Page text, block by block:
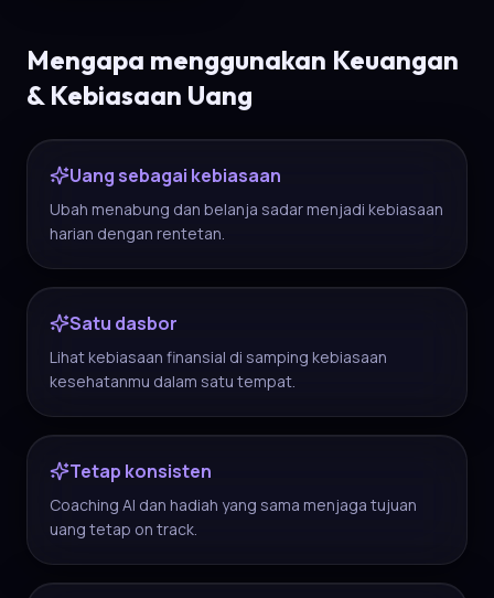
Mengapa menggunakan Keuangan
& Kebiasaan Uang
Uang sebagai kebiasaan
Ubah menabung dan belanja sadar menjadi kebiasaan
harian dengan rentetan.
Satu dasbor
Lihat kebiasaan finansial di samping kebiasaan
kesehatanmu dalam satu tempat.
Tetap konsisten
Coaching AI dan hadiah yang sama menjaga tujuan
uang tetap on track.